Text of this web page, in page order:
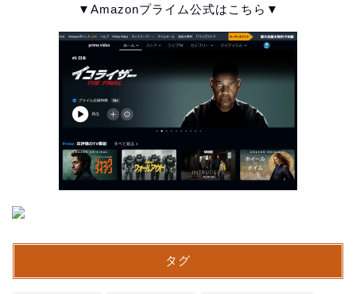
▼Amazonプライム公式はこちら▼
タグ